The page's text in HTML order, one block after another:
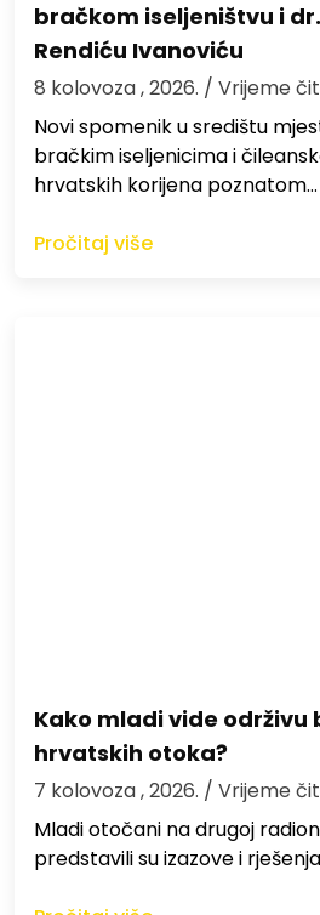
bračkom iseljeništvu i
Rendiću Ivanoviću
8 kolovoza , 2026. / Vrijeme
Novi spomenik u središtu
bračkim iseljenicima i
hrvatskih korijena poznatom…
Pročitaj više
Kako mladi vide održivu
hrvatskih otoka?
7 kolovoza , 2026. / Vrijeme
Mladi otočani na drugoj
predstavili su izazove i